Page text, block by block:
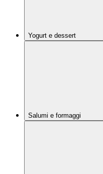
Yogurt e dessert
Salumi e formaggi